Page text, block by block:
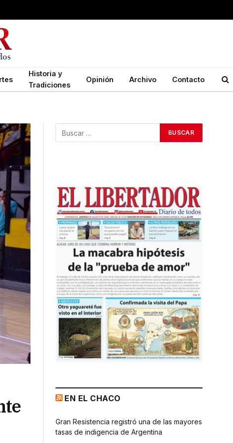
Historia y
Tradiciones
Opinión Archivo Contacto
EN EL CHACO
Gran Resistencia registró una de las mayores
tasas de indigencia de Argentina